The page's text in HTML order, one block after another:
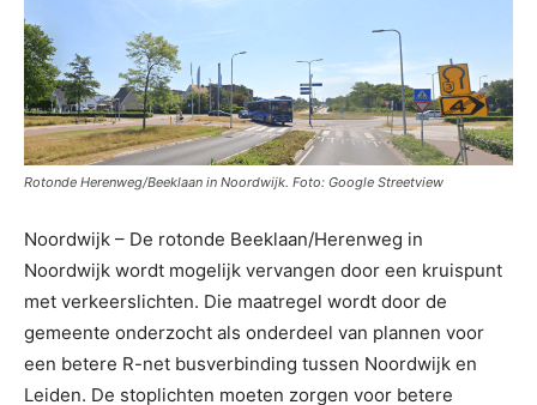
Rotonde Herenweg/Beeklaan in Noordwijk. Foto: Google Streetview
Noordwijk – De rotonde Beeklaan/Herenweg in
Noordwijk wordt mogelijk vervangen door een kruispunt
met verkeerslichten. Die maatregel wordt door de
gemeente onderzocht als onderdeel van plannen voor
een betere R-net busverbinding tussen Noordwijk en
Leiden. De stoplichten moeten zorgen voor betere